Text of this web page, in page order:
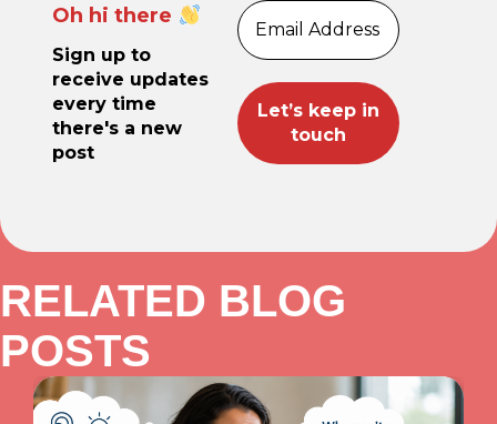
Oh hi there
Sign up to
receive updates
every time
there's a new
post
RELATED BLOG
POSTS